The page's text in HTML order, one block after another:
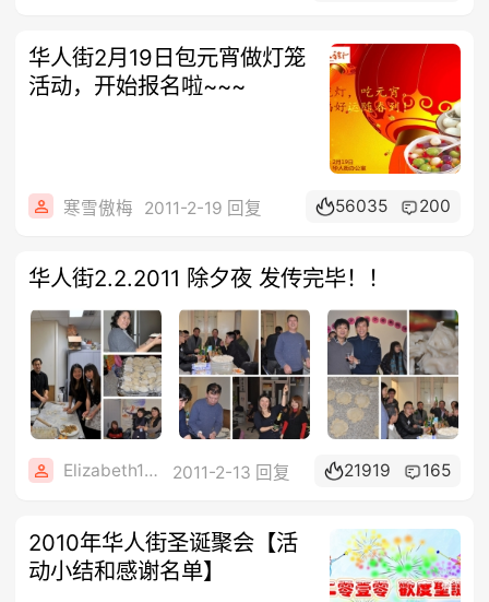
华人街2月19日包元宵做灯笼
活动，开始报名啦~~~
寒雪傲梅 2011-2-19 回复 56035 200
华人街2.2.2011 除夕夜 发传完毕！！
Elizabeth1608 2011-2-13 回复 21919 165
2010年华人街圣诞聚会【活
动小结和感谢名单】